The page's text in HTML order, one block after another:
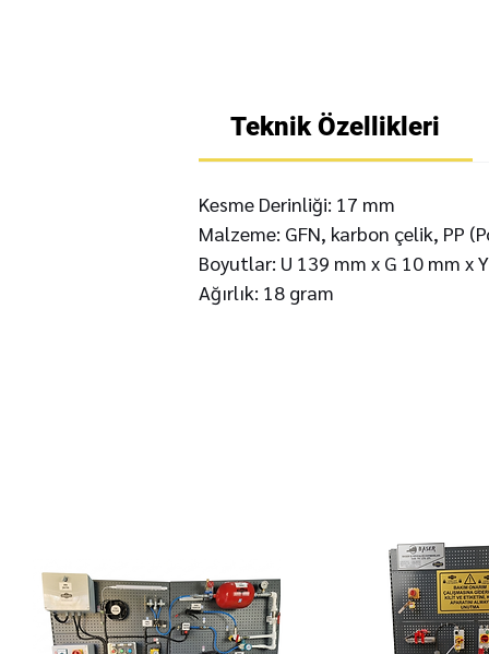
Teknik Özellikleri
Kesme Derinliği: 17 mm
Malzeme: GFN, karbon çelik, PP
Boyutlar: U 139 mm x G 10 mm x
Ağırlık: 18 gram